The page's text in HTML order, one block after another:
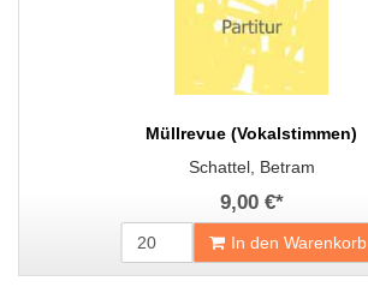
Müllrevue (Vokalstimmen)
Schattel, Betram
9,00 €*
In den Warenkorb